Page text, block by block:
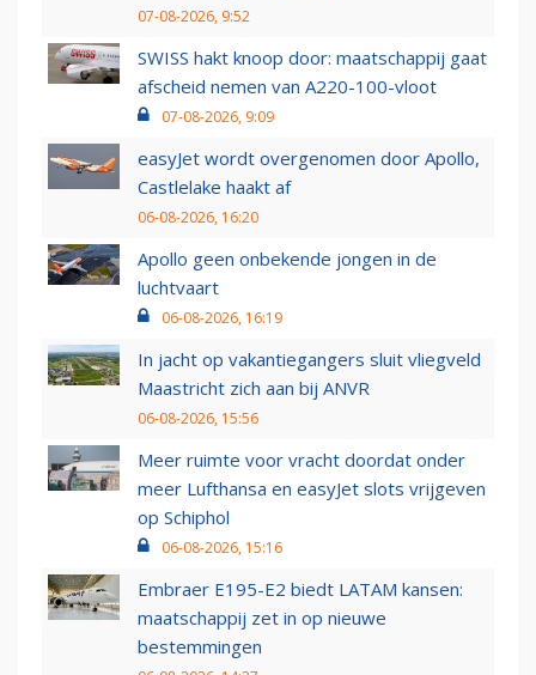
07-08-2026, 9:52
SWISS hakt knoop door: maatschappij gaat
afscheid nemen van A220-100-vloot
07-08-2026, 9:09
easyJet wordt overgenomen door Apollo,
Castlelake haakt af
06-08-2026, 16:20
Apollo geen onbekende jongen in de
luchtvaart
06-08-2026, 16:19
In jacht op vakantiegangers sluit vliegveld
Maastricht zich aan bij ANVR
06-08-2026, 15:56
Meer ruimte voor vracht doordat onder
meer Lufthansa en easyJet slots vrijgeven
op Schiphol
06-08-2026, 15:16
Embraer E195-E2 biedt LATAM kansen:
maatschappij zet in op nieuwe
bestemmingen